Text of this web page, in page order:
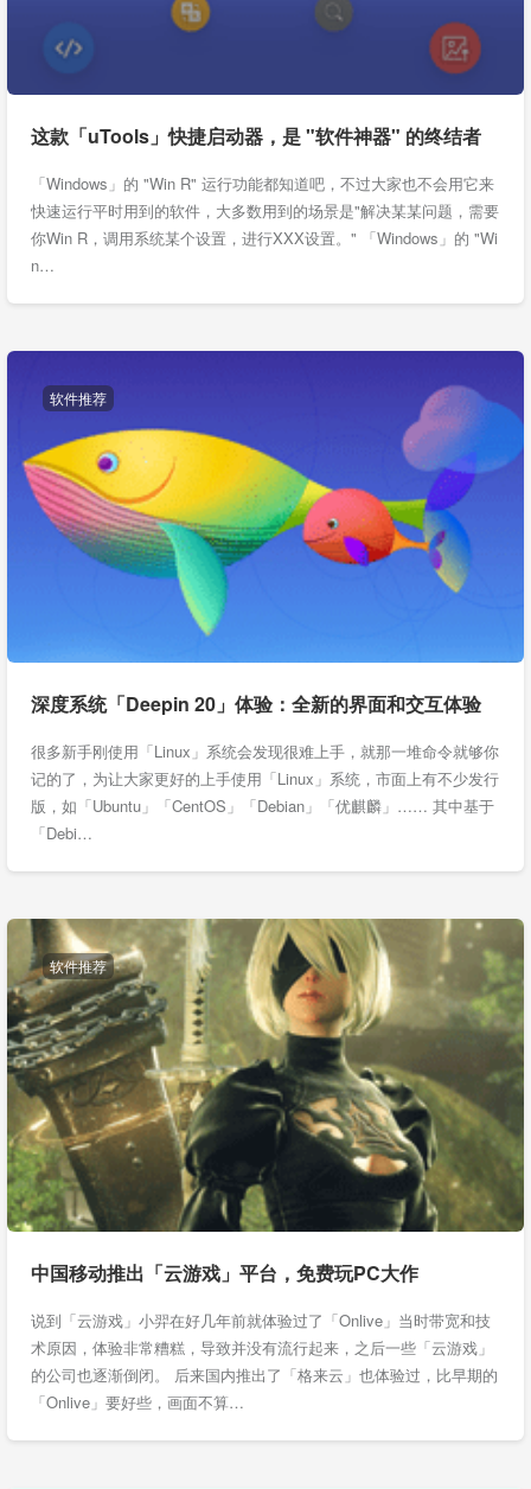
这款「uTools」快捷启动器，是 "软件神器" 的终结者
「Windows」的 "Win R" 运行功能都知道吧，不过大家也不会用它来
快速运行平时用到的软件，大多数用到的场景是"解决某某问题，需要
你Win R，调用系统某个设置，进行XXX设置。" 「Windows」的 "Wi
n…
软件推荐
深度系统「Deepin 20」体验：全新的界面和交互体验
很多新手刚使用「Linux」系统会发现很难上手，就那一堆命令就够你
记的了，为让大家更好的上手使用「Linux」系统，市面上有不少发行
版，如「Ubuntu」「CentOS」「Debian」「优麒麟」…… 其中基于
「Debi…
软件推荐
中国移动推出「云游戏」平台，免费玩PC大作
说到「云游戏」小羿在好几年前就体验过了「Onlive」当时带宽和技
术原因，体验非常糟糕，导致并没有流行起来，之后一些「云游戏」
的公司也逐渐倒闭。 后来国内推出了「格来云」也体验过，比早期的
「Onlive」要好些，画面不算…